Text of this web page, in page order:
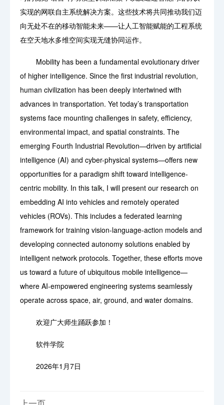
实现的网联自主系统解决方案。这些技术将共同推动我们迈
向无处不在的移动智能未来——让人工智能赋能的工程系统
在空天地水多维空间实现无缝协同运作。
Mobility has been a fundamental evolutionary driver
of higher intelligence. Since the first industrial revolution,
human civilization has been deeply intertwined with
advances in transportation. Yet today’s transportation
systems face mounting challenges in safety, efficiency,
environmental impact, and spatial constraints. The
emerging Fourth Industrial Revolution—driven by artificial
intelligence (AI) and cyber-physical systems—offers new
opportunities for a paradigm shift toward intelligence-
centric mobility. In this talk, I will present our research on
embedding AI into vehicles and remotely operated
vehicles (ROVs). This includes a federated learning
framework for training vision-language-action models and
developing connected autonomy solutions enabled by
intelligent network protocols. Together, these efforts move
us toward a future of ubiquitous mobile intelligence—
where AI-empowered engineering systems seamlessly
operate across space, air, ground, and water domains.
欢迎广大师生踊跃参加！
软件学院
2026年1月7日